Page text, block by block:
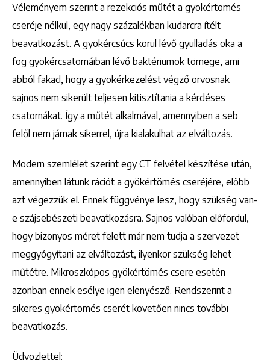
Véleményem szerint a rezekciós műtét a gyökértömés
cseréje nélkül, egy nagy százalékban kudarcra ítélt
beavatkozást. A gyökércsúcs körül lévő gyulladás oka a
fog gyökércsatornáiban lévő baktériumok tömege, ami
abból fakad, hogy a gyökérkezelést végző orvosnak
sajnos nem sikerült teljesen kitisztítania a kérdéses
csatornákat. Így a műtét alkalmával, amennyiben a seb
felől nem járnak sikerrel, újra kialakulhat az elváltozás.
Modern szemlélet szerint egy CT felvétel készítése után,
amennyiben látunk rációt a gyökértömés cseréjére, előbb
azt végezzük el. Ennek függvénye lesz, hogy szükség van-
e szájsebészeti beavatkozásra. Sajnos valóban előfordul,
hogy bizonyos méret felett már nem tudja a szervezet
meggyógyítani az elváltozást, ilyenkor szükség lehet
műtétre. Mikroszkópos gyökértömés csere esetén
azonban ennek esélye igen elenyésző. Rendszerint a
sikeres gyökértömés cserét követően nincs további
beavatkozás.
Üdvözlettel: